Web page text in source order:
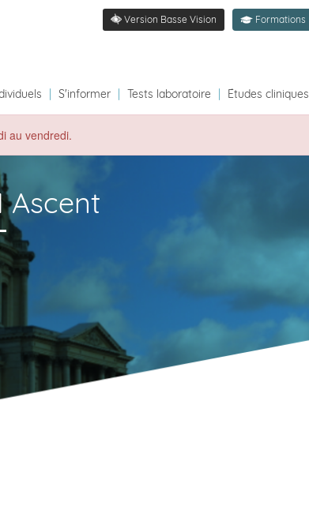
Formations
Version Basse Vision
S'informer Tests laboratoire Études cliniques
au vendredi.
Ascent